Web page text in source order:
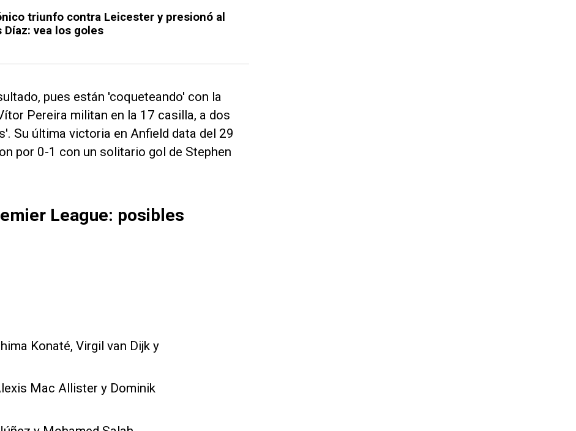
triunfo contra Leicester y presionó al
Díaz: vea los goles
pues están 'coqueteando' con la
Pereira militan en la 17 casilla, a dos
Su última victoria en Anfield data del 29
por 0-1 con un solitario gol de Stephen
League: posibles
Konaté, Virgil van Dijk y
Mac Allister y Dominik